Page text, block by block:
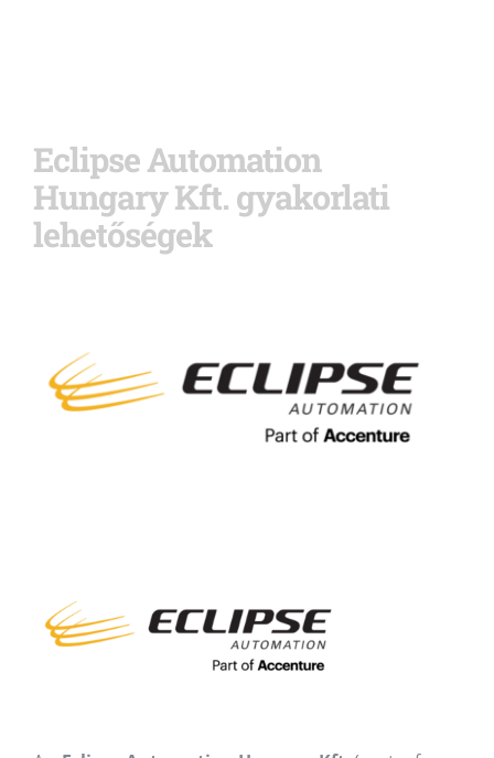
Eclipse Automation
Hungary Kft. gyakorlati
lehetőségek